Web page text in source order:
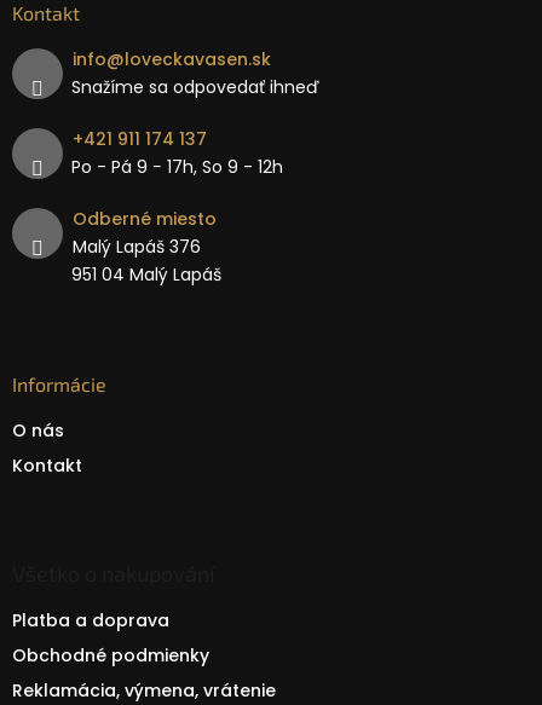
Kontakt
info@loveckavasen.sk
Snažíme sa odpovedať ihneď
+421 911 174 137
Po - Pá 9 − 17h, So 9 - 12h
Odberné miesto
Malý Lapáš 376
951 04 Malý Lapáš
Informácie
O nás
Kontakt
Platba a doprava
Obchodné podmienky
Reklamácia, výmena, vrátenie